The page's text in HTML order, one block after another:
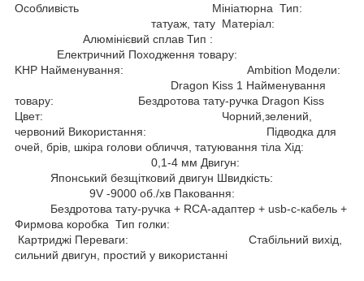
Особливість Мініатюрна Тип:
татуаж, тату Матеріал:
Алюмінієвий сплав Тип :
Електричний Походження товару:
KHP Найменування: Ambition Модели:
Dragon Kiss 1 Найменування
товару: Бездротова тату-ручка Dragon Kiss
Цвет: Чорний,зелений,
червоний Використання: Підводка для
очей, брів, шкіра голови обличчя, татуювання тіла Хід:
0,1-4 мм Двигун:
Японський безщітковий двигун Швидкість:
9V -9000 об./хв Паковання:
Бездротова тату-ручка + RCA-адаптер + usb-c-кабель +
Фирмова коробка Тип голки:
Картриджі Переваги: Стабільний вихід,
сильний двигун, простий у використанні